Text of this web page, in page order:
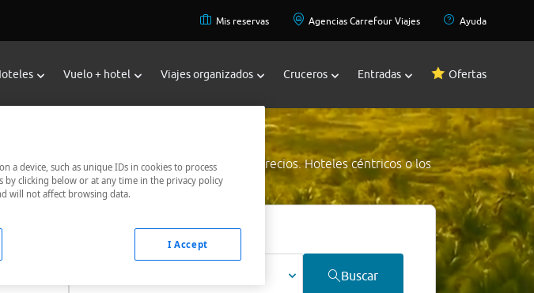
Mis reservas Agencias Carrefour Viajes Ayuda
Vuelo + hotel Viajes organizados Cruceros Entradas Ofertas
en Juneau
hoteles baratos en Juneaua los mejores precios. Hoteles céntricos o los
te lo encontramos al mejor precio.
Buscar
a device, such as unique IDs in cookies to process
by clicking below or at any time in the privacy policy
will not affect browsing data.
I Accept